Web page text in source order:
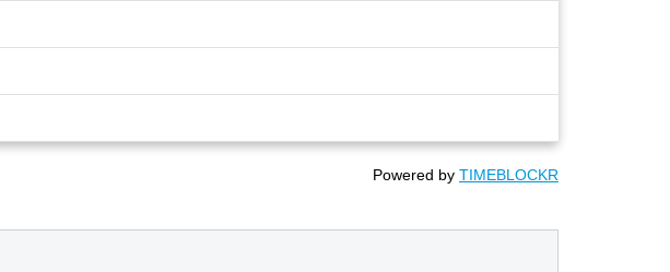
Powered by TIMEBLOCKR